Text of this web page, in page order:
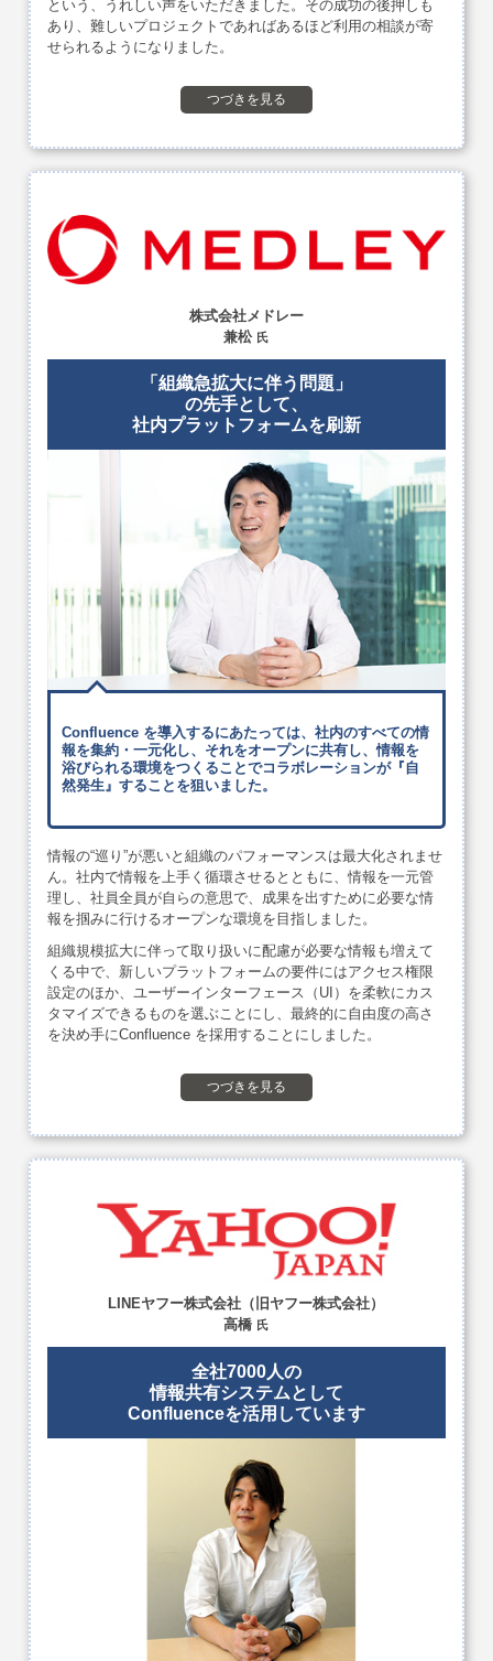
という、うれしい声をいただきました。その成功の後押しも
あり、難しいプロジェクトであればあるほど利用の相談が寄
せられるようになりました。
つづきを見る
株式会社メドレー
兼松 氏
「組織急拡大に伴う問題」
の先手として、
社内プラットフォームを刷新
Confluence を導入するにあたっては、社内のすべての情
報を集約・一元化し、それをオープンに共有し、情報を
浴びられる環境をつくることでコラボレーションが『自
然発生』することを狙いました。
情報の“巡り”が悪いと組織のパフォーマンスは最大化されませ
ん。社内で情報を上手く循環させるとともに、情報を一元管
理し、社員全員が自らの意思で、成果を出すために必要な情
報を掴みに行けるオープンな環境を目指しました。
組織規模拡大に伴って取り扱いに配慮が必要な情報も増えて
くる中で、新しいプラットフォームの要件にはアクセス権限
設定のほか、ユーザーインターフェース（UI）を柔軟にカス
タマイズできるものを選ぶことにし、最終的に自由度の高さ
を決め手にConfluence を採用することにしました。
つづきを見る
LINEヤフー株式会社 （旧ヤフー株式会社）
高橋 氏
全社7000人の
情報共有システムとして
Confluenceを活用しています